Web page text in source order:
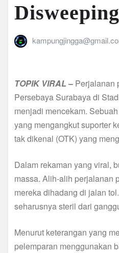
TOPIK VIRAL – Perjalanan
Persebaya Surabaya di
menjadi mencekam.
yang mengangkut suporter
tak dikenal (OTK) yang
Dalam rekaman yang viral,
massa. Alih-alih perjalanan
mereka dihadang di jalan
seharusnya steril dari
Menurut keterangan yang
pelemparan menggunakan